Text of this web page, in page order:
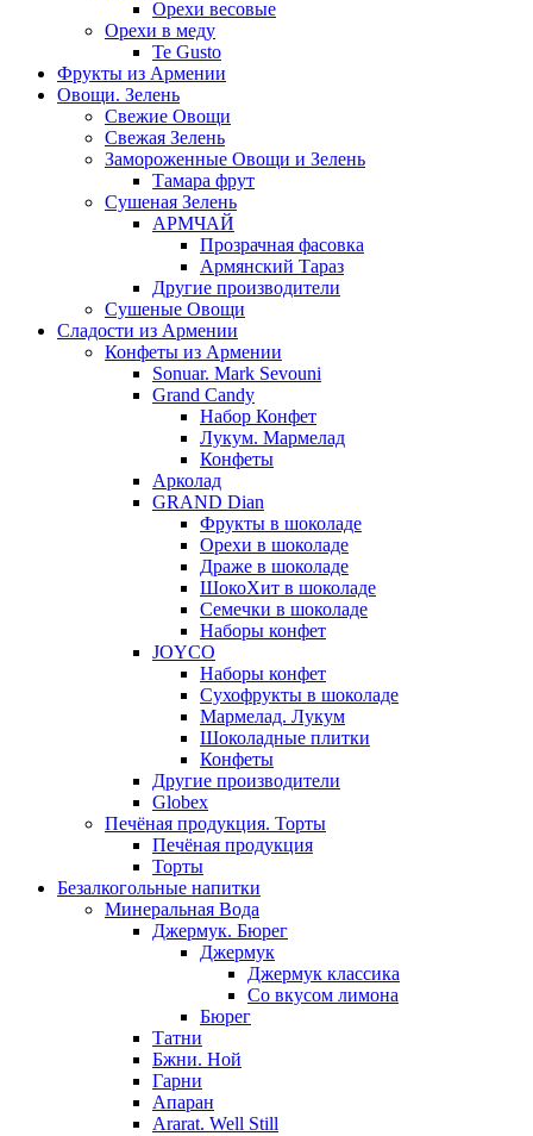
Орехи весовые
Орехи в меду
Te Gusto
Фрукты из Армении
Овощи. Зелень
Свежие Овощи
Свежая Зелень
Замороженные Овощи и Зелень
Тамара фрут
Сушеная Зелень
АРМЧАЙ
Прозрачная фасовка
Армянский Тараз
Другие производители
Сушеные Овощи
Сладости из Армении
Конфеты из Армении
Sonuar. Mark Sevouni
Grand Candy
Набор Конфет
Лукум. Мармелад
Конфеты
Арколад
GRAND Dian
Фрукты в шоколаде
Орехи в шоколаде
Драже в шоколаде
ШокоХит в шоколаде
Семечки в шоколаде
Наборы конфет
JOYCO
Наборы конфет
Сухофрукты в шоколаде
Мармелад. Лукум
Шоколадные плитки
Конфеты
Другие производители
Globex
Печёная продукция. Торты
Печёная продукция
Торты
Безалкогольные напитки
Минеральная Вода
Джермук. Бюрег
Джермук
Джермук классика
Со вкусом лимона
Бюрег
Татни
Бжни. Ной
Гарни
Апаран
Ararat. Well Still